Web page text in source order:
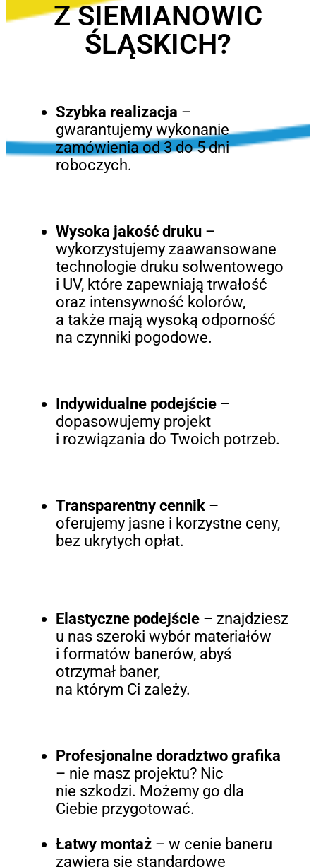
Z SIEMIANOWIC
ŚLĄSKICH?
Szybka realizacja –
gwarantujemy wykonanie
zamówienia od 3 do 5 dni
roboczych.
Wysoka jakość druku–
wykorzystujemy zaawansowane
technologie druku solwentowego
i UV, które zapewniają trwałość
oraz intensywność kolorów,
a także mają wysoką odporność
na czynniki pogodowe.
Indywidualne podejście–
dopasowujemy projekt
i rozwiązania do Twoich potrzeb.
Transparentny cennik–
oferujemy jasne i korzystne ceny,
bez ukrytych opłat.
Elastyczne podejście– znajdziesz
u nas szeroki wybór materiałów
i formatów banerów, abyś
otrzymał baner,
na którym Ci zależy.
Profesjonalne doradztwo grafika
– nie masz projektu? Nic
nie szkodzi. Możemy go dla
Ciebie przygotować.
Łatwy montaż – w cenie baneru
zawiera się standardowe